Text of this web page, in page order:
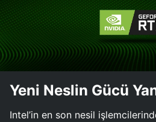
Yeni Neslin Gücü
Intel’in en son nesil